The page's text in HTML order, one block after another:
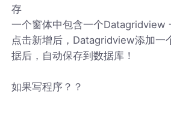
存
一个窗体中包含一个Datagridview
点击新增后，Datagridview添加一
据后，自动保存到数据库！
如果写程序？？